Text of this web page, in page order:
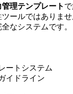
理テンプレート
ツールではありま
なシステムです。
ートシステム
イドライン